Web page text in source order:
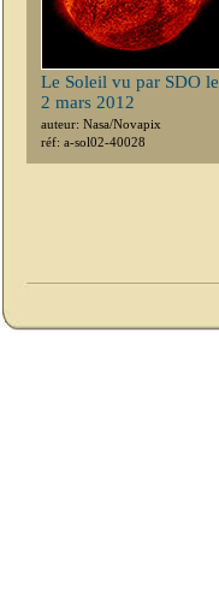
Le Soleil vu par SDO le
2 mars 2012
auteur: Nasa/Novapix
réf: a-sol02-40028